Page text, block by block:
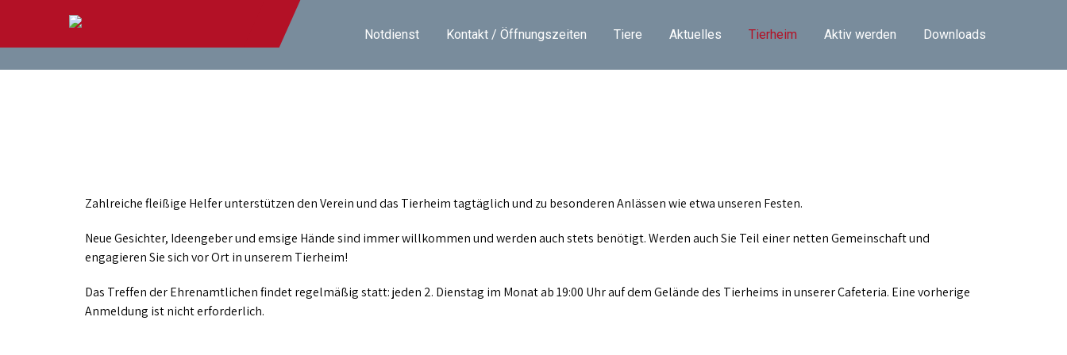
Notdienst Kontakt / Öffnungszeiten Tiere Aktuelles Tierheim Aktiv werden Downloads
Zahlreiche fleißige Helfer unterstützen den Verein und das Tierheim tagtäglich und zu besonderen Anlässen wie etwa unseren Festen.
Neue Gesichter, Ideengeber und emsige Hände sind immer willkommen und werden auch stets benötigt. Werden auch Sie Teil einer netten Gemeinschaft und
engagieren Sie sich vor Ort in unserem Tierheim!
Das Treffen der Ehrenamtlichen findet regelmäßig statt: jeden 2. Dienstag im Monat ab 19:00 Uhr auf dem Gelände des Tierheims in unserer Cafeteria. Eine vorherige
Anmeldung ist nicht erforderlich.